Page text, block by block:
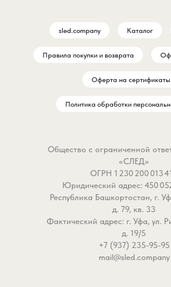
sled.company Каталог
Правила покупки и возврата
Оферта на сертификаты
Политика обработки
Общество с ограниченной
«СЛЕД»
ОГРН 1 230 200 013
Юридический адрес: 450
Республика Башкортостан, г.
д. 79, кв. 33
Фактический адрес: г. Уфа, ул.
д. 19/5
+7 (937) 235-95-95
mail@sled.company